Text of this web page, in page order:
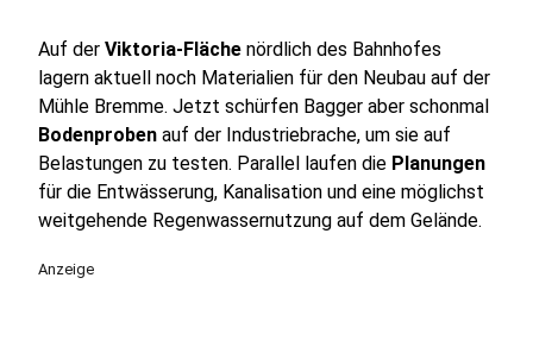
Auf der Viktoria-Fläche nördlich des Bahnhofes
lagern aktuell noch Materialien für den Neubau auf der
Mühle Bremme. Jetzt schürfen Bagger aber schonmal
Bodenproben auf der Industriebrache, um sie auf
Belastungen zu testen. Parallel laufen die Planungen
für die Entwässerung, Kanalisation und eine möglichst
weitgehende Regenwassernutzung auf dem Gelände.
Anzeige